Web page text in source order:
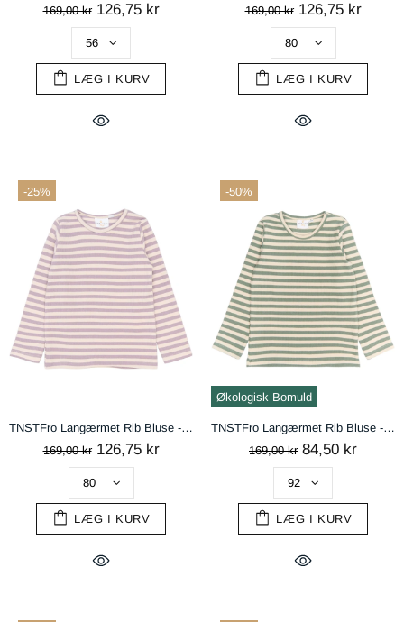
169,00 kr 126,75 kr
LÆG I KURV
169,00 kr 126,75 kr
LÆG I KURV
-25%
TNSTFro Langærmet Rib Bluse - Sea Fog Striped
169,00 kr 126,75 kr
LÆG I KURV
-50%
Økologisk Bomuld
TNSTFro Langærmet Rib Bluse - Lily Pad Striped
169,00 kr 84,50 kr
LÆG I KURV